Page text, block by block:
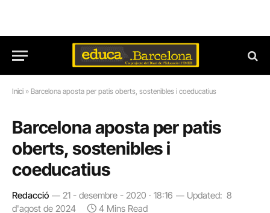
Inici » Barcelona aposta per patis oberts, sostenibles i coeducatius
Barcelona aposta per patis
oberts, sostenibles i
coeducatius
Redacció 21 - desembre - 2020 · 18:16 Updated: 8
d'agost de 2024
4 Mins Read